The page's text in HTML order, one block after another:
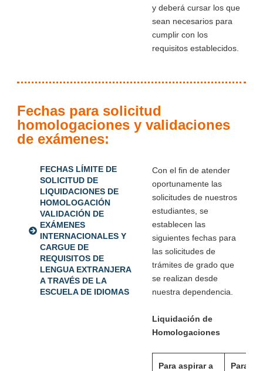
y deberá cursar los que
sean necesarios para
cumplir con los
requisitos establecidos.
Fechas para solicitud
homologaciones y validaciones
de exámenes:
FECHAS LÍMITE DE
SOLICITUD DE
LIQUIDACIONES DE
HOMOLOGACIÓN
VALIDACIÓN DE
EXÁMENES
INTERNACIONALES Y
CARGUE DE
REQUISITOS DE
LENGUA EXTRANJERA
A TRAVÉS DE LA
ESCUELA DE IDIOMAS
Con el fin de atender
oportunamente las
solicitudes de nuestros
estudiantes, se
establecen las
siguientes fechas para
las solicitudes de
trámites de grado que
se realizan desde
nuestra dependencia.
Liquidación de
Homologaciones
Para aspirar a
Para